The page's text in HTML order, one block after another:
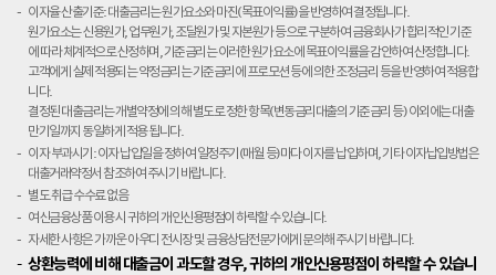
이자율 산출기준: 대출금리는 원가요소와 마진(목표이익률)을 반영하여 결정됩니다.
원가요소는 신용원가, 업무원가, 조달원가 및 자본원가 등으로 구분하여 금융회사가 합리적인 기준
에 따라 체계적으로 산정하며, 기준금리는 이러한 원가요소에 목표이익률을 감안하여 산정합니다.
고객에게 실제 적용되는 약정금리는 기준금리에 프로모션 등에 의한 조정금리 등을 반영하여 적용합
니다.
결정된 대출금리는 개별약정에 의해 별도로 정한 항목(변동금리대출의 기준금리 등) 이외에는 대출
만기일까지 동일하게 적용 됩니다.
이자 부과시기: 이자 납입일을 정하여 일정주기(매월 등)마다 이자를 납입하며, 기타 이자납입방법은
대출거래약정서 참조하여 주시기 바랍니다.
별도 취급 수수료 없음
여신금융상품 이용 시 귀하의 개인신용평점이 하락할 수 있습니다.
자세한 사항은 가까운 아우디 전시장 및 금융상담전문가에게 문의해 주시기 바랍니다.
상환능력에 비해 대출금이 과도할 경우, 귀하의 개인신용평점이 하락할 수 있습니